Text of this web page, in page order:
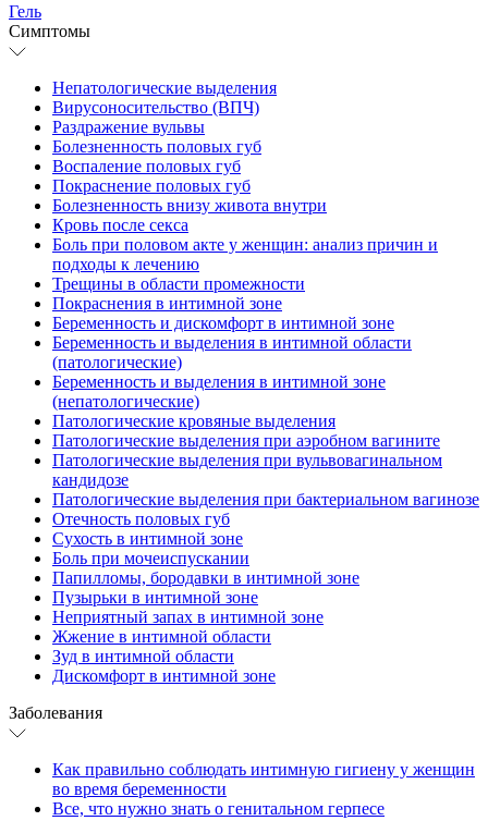
Гель
Симптомы
Непатологические выделения
Вирусоносительство (ВПЧ)
Раздражение вульвы
Болезненность половых губ
Воспаление половых губ
Покраснение половых губ
Болезненность внизу живота внутри
Кровь после секса
Боль при половом акте у женщин: анализ причин и
подходы к лечению
Трещины в области промежности
Покраснения в интимной зоне
Беременность и дискомфорт в интимной зоне
Беременность и выделения в интимной области
(патологические)
Беременность и выделения в интимной зоне
(непатологические)
Патологические кровяные выделения
Патологические выделения при аэробном вагините
Патологические выделения при вульвовагинальном
кандидозе
Патологические выделения при бактериальном вагинозе
Отечность половых губ
Сухость в интимной зоне
Боль при мочеиспускании
Папилломы, бородавки в интимной зоне
Пузырьки в интимной зоне
Неприятный запах в интимной зоне
Жжение в интимной области
Зуд в интимной области
Дискомфорт в интимной зоне
Заболевания
Как правильно соблюдать интимную гигиену у женщин
во время беременности
Все, что нужно знать о генитальном герпесе